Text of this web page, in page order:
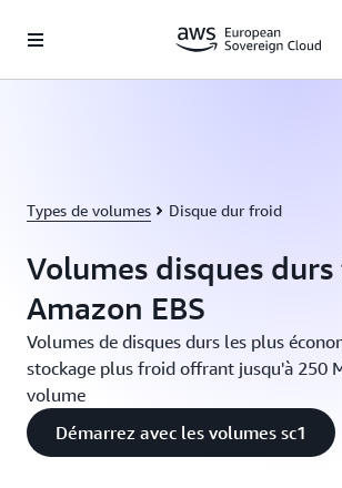
Types de volumes Disque dur froid
Volumes disques
Amazon EBS
Volumes de disques durs les plus
stockage plus froid offrant jusqu'à 250
volume
Démarrez avec les volumes sc1